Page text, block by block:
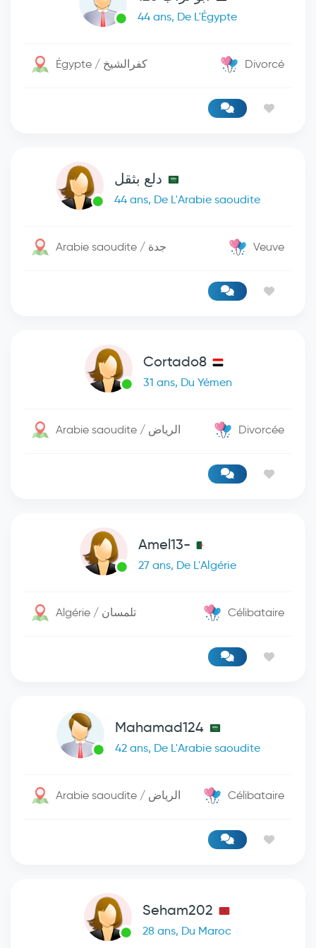
44 ans, De L'Égypte
Égypte / كفرالشيخ Divorcé
دلع بثقل
44 ans, De L'Arabie saoudite
Arabie saoudite / جدة Veuve
Cortado8
31 ans, Du Yémen
Arabie saoudite / الرياض Divorcée
Amel13-
27 ans, De L'Algérie
Algérie / تلمسان Célibataire
Mahamad124
42 ans, De L'Arabie saoudite
Arabie saoudite / الرياض Célibataire
Seham202
28 ans, Du Maroc